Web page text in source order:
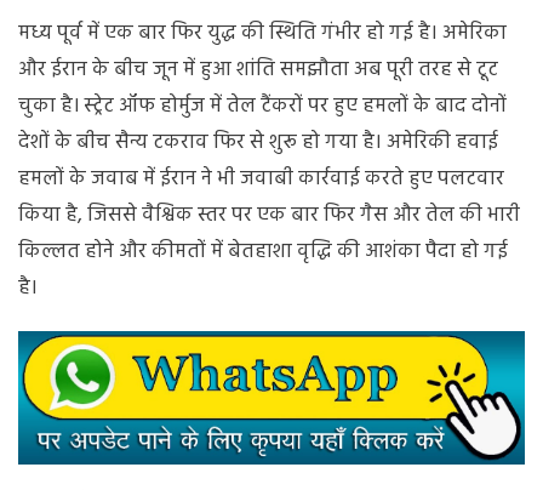
बढ़ा
वैश्विक
क्या
फिर
लौटेगी
गैस-
तेल
की
पूरी
कहानी
मध्य पूर्व में एक बार फिर युद्ध की स्थिति गंभीर हो गई है। अमेरिका
और ईरान के बीच जून में हुआ शांति समझौता अब पूरी तरह से टूट
चुका है। स्ट्रेट ऑफ होर्मुज में तेल टैंकरों पर हुए हमलों के बाद दोनों
देशों के बीच सैन्य टकराव फिर से शुरू हो गया है। अमेरिकी हवाई
हमलों के जवाब में ईरान ने भी जवाबी कार्रवाई करते हुए पलटवार
किया है, जिससे वैश्विक स्तर पर एक बार फिर गैस और तेल की भारी
किल्लत होने और कीमतों में बेतहाशा वृद्धि की आशंका पैदा हो गई
है।